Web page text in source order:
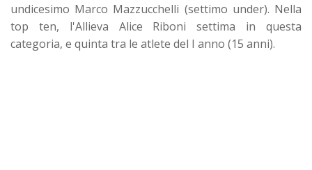
undicesimo Marco Mazzucchelli (settimo under). Nella
top ten, l'Allieva Alice Riboni settima in questa
categoria, e quinta tra le atlete del I anno (15 anni).